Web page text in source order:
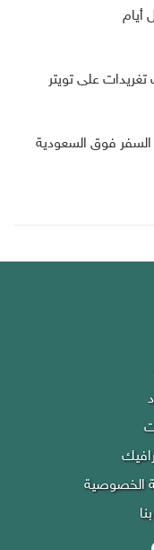
أيام
السفر فوق السعودية
الخصوصية